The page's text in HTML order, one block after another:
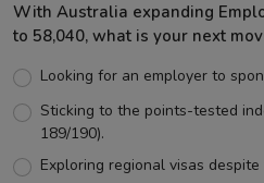
With Australia expanding
to 58,040, what is your next
Looking for an employer to
Sticking to the points-tested
189/190).
Exploring regional visas